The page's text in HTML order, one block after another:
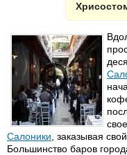
Салоники , заказывая
Большинство баров